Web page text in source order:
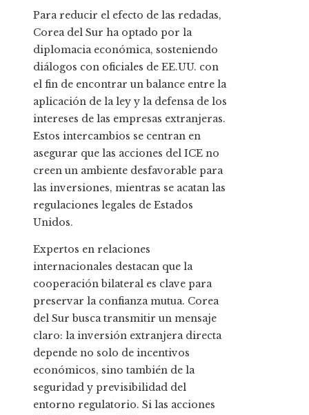
Para reducir el efecto de las redadas,
Corea del Sur ha optado por la
diplomacia económica, sosteniendo
diálogos con oficiales de EE.UU. con
el fin de encontrar un balance entre la
aplicación de la ley y la defensa de los
intereses de las empresas extranjeras.
Estos intercambios se centran en
asegurar que las acciones del ICE no
creen un ambiente desfavorable para
las inversiones, mientras se acatan las
regulaciones legales de Estados
Unidos.
Expertos en relaciones
internacionales destacan que la
cooperación bilateral es clave para
preservar la confianza mutua. Corea
del Sur busca transmitir un mensaje
claro: la inversión extranjera directa
depende no solo de incentivos
económicos, sino también de la
seguridad y previsibilidad del
entorno regulatorio. Si las acciones